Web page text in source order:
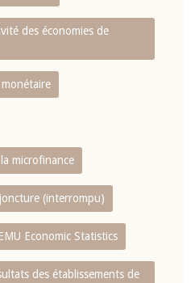
des économies de
microfinance
(interrompu)
Economic Statistics
des établissements de